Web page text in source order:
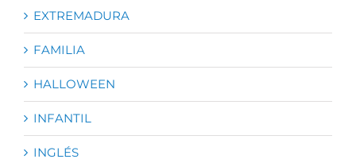
EXTREMADURA
FAMILIA
HALLOWEEN
INFANTIL
INGLÉS